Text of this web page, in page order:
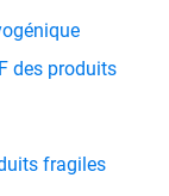
des produits
fragiles